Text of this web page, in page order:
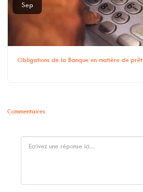
Sep
Obligations de la Banque en matière de prêt
Commentaires